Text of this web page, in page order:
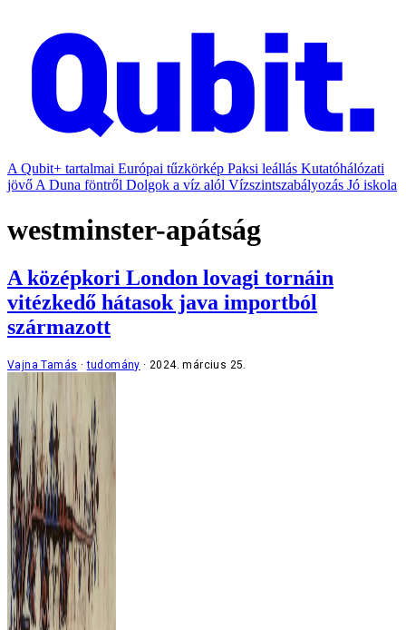
A Qubit+ tartalmai Európai tűzkörkép Paksi leállás Kutatóhálózati
jövő A Duna föntről Dolgok a víz alól Vízszintszabályozás Jó iskola
westminster-apátság
A középkori London lovagi tornáin
vitézkedő hátasok java importból
származott
Vajna Tamás tudomány 2024. március 25.